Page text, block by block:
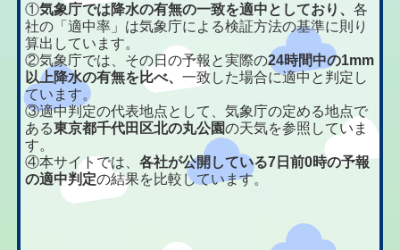
①気象庁では降水の有無の一致を適中としており、各
社の「適中率」は気象庁による検証方法の基準に則り
算出しています。
②気象庁では、その日の予報と実際の24時間中の1mm
以上降水の有無を比べ、一致した場合に適中と判定し
ています。
③適中判定の代表地点として、気象庁の定める地点で
ある東京都千代田区北の丸公園の天気を参照していま
す。
④本サイトでは、各社が公開している7日前0時の予報
の適中判定の結果を比較しています。